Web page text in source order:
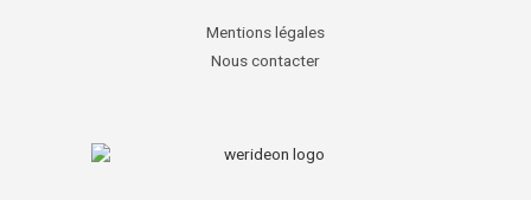
Mentions légales
Nous contacter